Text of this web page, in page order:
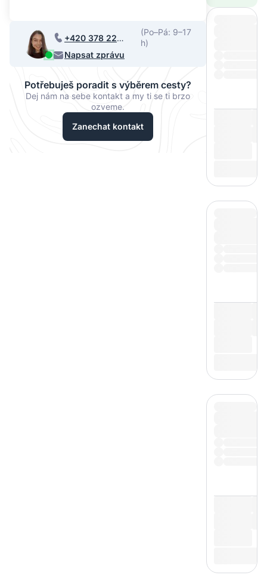
+420 378 220
068
(Po–Pá: 9–17
h)
Napsat zprávu
Potřebuješ poradit s výběrem cesty?
Dej nám na sebe kontakt a my ti se ti brzo
ozveme.
Zanechat kontakt